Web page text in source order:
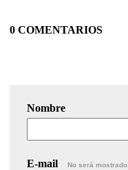
0 COMENTARIOS
Nombre
E-mail No será mostrado.